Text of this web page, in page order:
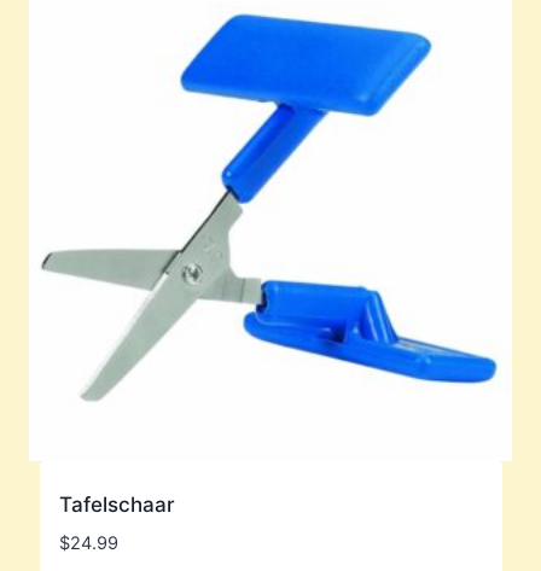
Tafelschaar
$24.99